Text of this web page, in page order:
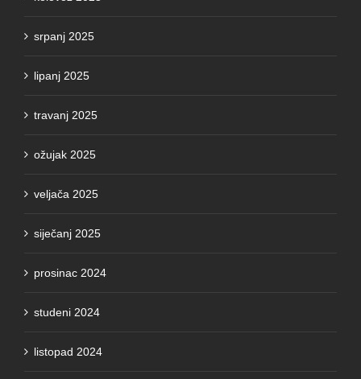
srpanj 2025
lipanj 2025
travanj 2025
ožujak 2025
veljača 2025
siječanj 2025
prosinac 2024
studeni 2024
listopad 2024